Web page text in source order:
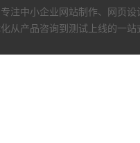
注中小企业网站制作、网页
从产品咨询到测试上线的一站